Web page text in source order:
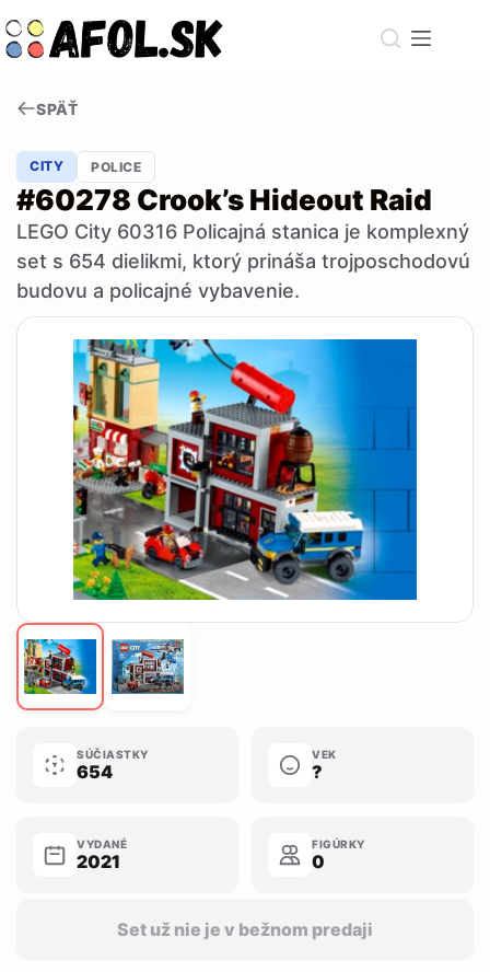
to
content
SPÄŤ
CITY POLICE
#60278 Crook’s Hideout Raid
LEGO City 60316 Policajná stanica je komplexný
set s 654 dielikmi, ktorý prináša trojposchodovú
budovu a policajné vybavenie.
SÚČIASTKY
654
VEK
?
VYDANÉ
2021
FIGÚRKY
0
Set už nie je v bežnom predaji